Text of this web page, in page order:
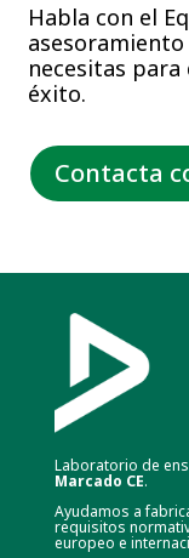
Habla con el
necesitas
éxito.
Contacta
Laboratorio de
Marcado CE.
Ayudamos a
requisitos
europeo e